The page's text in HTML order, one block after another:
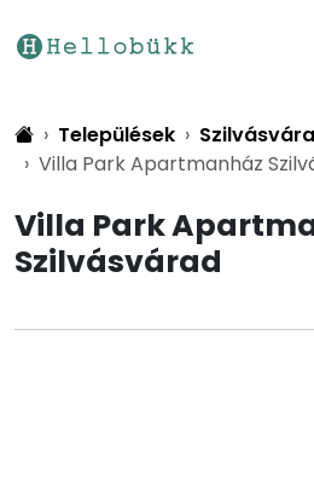
Települések
Villa Park Apartmanház
Villa Park
Szilvásvárad